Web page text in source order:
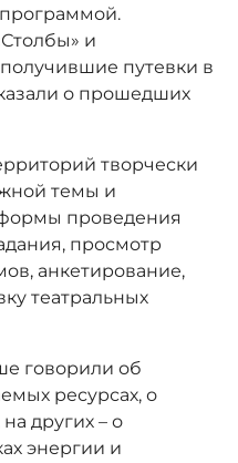
и
путевки в
о прошедших
творчески
темы и
проведения
просмотр
анкетирование,
театральных
говорили об
ресурсах, о
других – о
энергии и